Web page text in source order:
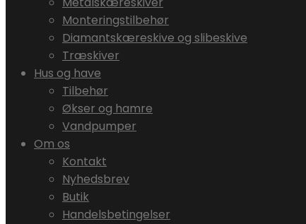
Monteringstilbehør
Diamantskæreskive og slibeskive
Træskiver
Hus og have
Tilbehør
Økser og hamre
Vandpumper
Om os
Kontakt
Nyhedsbrev
Butik
Handelsbetingelser